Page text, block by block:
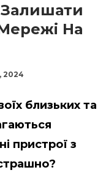
На
2024
близьких та
пристрої з